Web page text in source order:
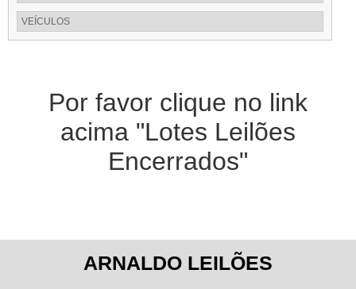
VEÍCULOS
Por favor clique no link
acima "Lotes Leilões
Encerrados"
ARNALDO LEILÕES